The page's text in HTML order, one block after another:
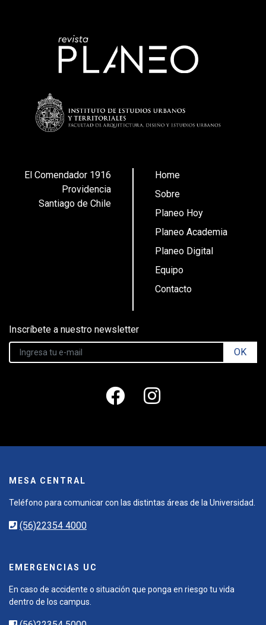
El Comendador 1916
Providencia
Santiago de Chile
Home
Sobre
Planeo Hoy
Planeo Academia
Planeo Digital
Equipo
Contacto
Inscríbete a nuestro newsletter
OK
MESA CENTRAL
Teléfono para comunicar con las distintas áreas de la Universidad.
(56)22354 4000
EMERGENCIAS UC
En caso de accidente o situación que ponga en riesgo tu vida
dentro de los campus.